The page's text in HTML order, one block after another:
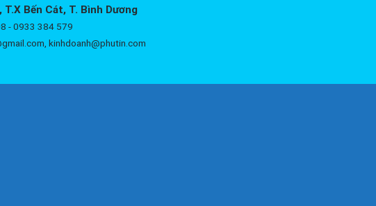
T.X Bến Cát, T. Bình Dương
- 0933 384 579
kinhdoanh@phutin.com